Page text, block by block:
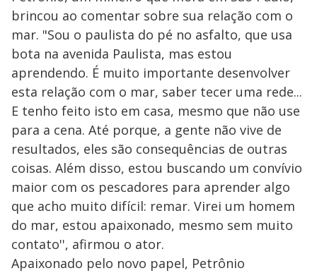
brincou ao comentar sobre sua relação com o
mar. "Sou o paulista do pé no asfalto, que usa
bota na avenida Paulista, mas estou
aprendendo. É muito importante desenvolver
esta relação com o mar, saber tecer uma rede...
E tenho feito isto em casa, mesmo que não use
para a cena. Até porque, a gente não vive de
resultados, eles são consequências de outras
coisas. Além disso, estou buscando um convívio
maior com os pescadores para aprender algo
que acho muito difícil: remar. Virei um homem
do mar, estou apaixonado, mesmo sem muito
contato'', afirmou o ator.
Apaixonado pelo novo papel, Petrônio